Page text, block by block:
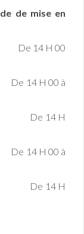
de mise en
14 H 00
00 à
De 14 H
00 à
De 14 H